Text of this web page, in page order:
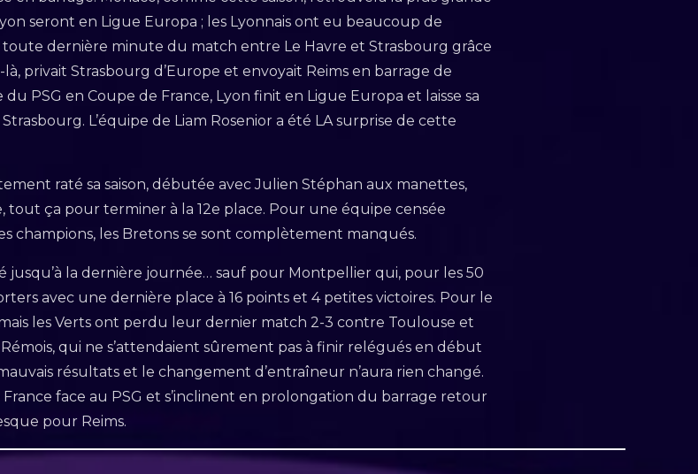
seront en Ligue Europa ; les Lyonnais ont eu beaucoup de
toute dernière minute du match entre Le Havre et Strasbourg grâce
privait Strasbourg d’Europe et envoyait Reims en barrage de
PSG en Coupe de France, Lyon finit en Ligue Europa et laisse sa
L’équipe de Liam Rosenior a été LA surprise de cette
raté sa saison, débutée avec Julien Stéphan aux manettes,
tout ça pour terminer à la 12e place. Pour une équipe censée
champions, les Bretons se sont complètement manqués.
jusqu’à la dernière journée… sauf pour Montpellier qui, pour les 50
avec une dernière place à 16 points et 4 petites victoires. Pour le
les Verts ont perdu leur dernier match 2-3 contre Toulouse et
qui ne s’attendaient sûrement pas à finir relégués en début
résultats et le changement d’entraîneur n’aura rien changé.
face au PSG et s’inclinent en prolongation du barrage retour
pour Reims.